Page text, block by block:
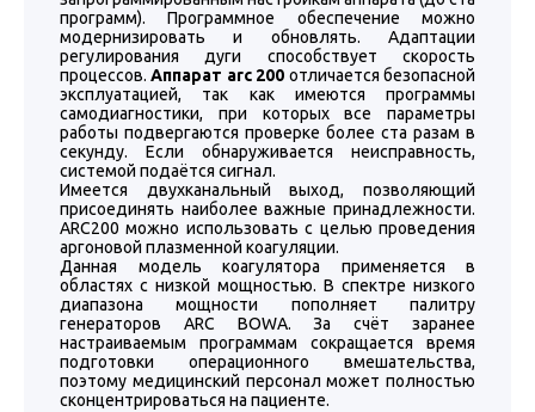
программ). Программное обеспечение можно
модернизировать и обновлять. Адаптации
регулирования дуги способствует скорость
процессов.Аппарат arc 200 отличается безопасной
эксплуатацией, так как имеются программы
самодиагностики, при которых все параметры
работы подвергаются проверке более ста разам в
секунду. Если обнаруживается неисправность,
системой подаётся сигнал.
Имеется двухканальный выход, позволяющий
присоединять наиболее важные принадлежности.
ARC200 можно использовать с целью проведения
аргоновой плазменной коагуляции.
Данная модель коагулятора применяется в
областях с низкой мощностью. В спектре низкого
диапазона мощности пополняет палитру
генераторов ARC BOWA. За счёт заранее
настраиваемым программам сокращается время
подготовки операционного вмешательства,
поэтому медицинский персонал может полностью
сконцентрироваться на пациенте.